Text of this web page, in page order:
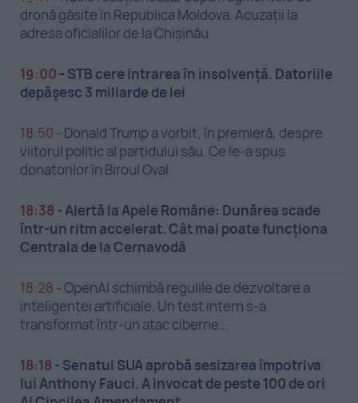
dronă găsite în Republica Moldova. Acuzații la
adresa oficialilor de la Chișinău
19:00 - STB cere intrarea în insolvență. Datoriile
depășesc 3 miliarde de lei
18:50 - Donald Trump a vorbit, în premieră, despre
viitorul politic al partidului său. Ce le-a spus
donatorilor în Biroul Oval
18:38 -Alertă la Apele Române: Dunărea scade
într-un ritm accelerat. Cât mai poate funcționa
Centrala de la Cernavodă
18:28 -OpenAI schimbă regulile de dezvoltare a
inteligenței artificiale. Un test intern s-a
transformat într-un atac ciberne...
18:18 - Senatul SUA aprobă sesizarea împotriva
lui Anthony Fauci. A invocat de peste 100 de ori